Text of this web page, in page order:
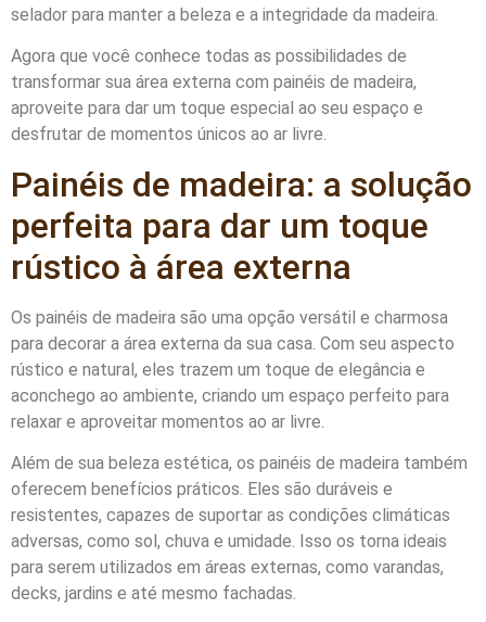
selador para manter a beleza e a integridade da madeira.
Agora que você conhece todas as possibilidades de
transformar sua área externa com painéis de madeira,
aproveite para dar um toque especial ao seu espaço e
desfrutar de momentos únicos ao ar livre.
Painéis de madeira: a solução
perfeita para dar um toque
rústico à área externa
Os painéis de madeira são uma opção versátil e charmosa
para decorar a área externa da sua casa. Com seu aspecto
rústico e natural, eles trazem um toque de elegância e
aconchego ao ambiente, criando um espaço perfeito para
relaxar e aproveitar momentos ao ar livre.
Além de sua beleza estética, os painéis de madeira também
oferecem benefícios práticos. Eles são duráveis e
resistentes, capazes de suportar as condições climáticas
adversas, como sol, chuva e umidade. Isso os torna ideais
para serem utilizados em áreas externas, como varandas,
decks, jardins e até mesmo fachadas.